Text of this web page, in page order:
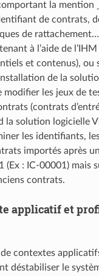
la mention
de contrats,
de
à l’aide de
et contenus), ou
de la
modifier les jeux de
(contrats
la solution logicielle
les identifiants,
importés après
(Ex : IC-00001) mais
contrats.
applicatif et
contextes
déstabiliser le